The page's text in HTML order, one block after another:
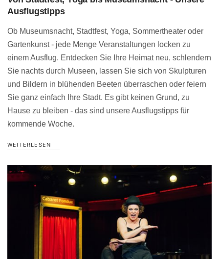
Ausflugstipps
Ob Museumsnacht, Stadtfest, Yoga, Sommertheater oder
Gartenkunst - jede Menge Veranstaltungen locken zu
einem Ausflug. Entdecken Sie Ihre Heimat neu, schlendern
Sie nachts durch Museen, lassen Sie sich von Skulpturen
und Bildern in blühenden Beeten überraschen oder feiern
Sie ganz einfach Ihre Stadt. Es gibt keinen Grund, zu
Hause zu bleiben - das sind unsere Ausflugstipps für
kommende Woche.
WEITERLESEN